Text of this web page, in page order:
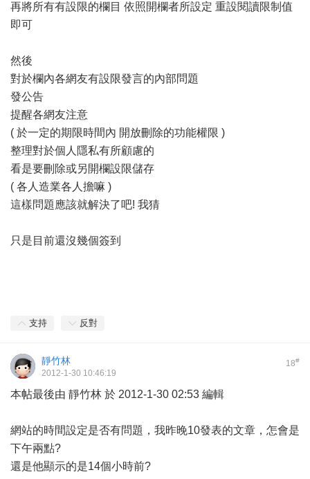
再將所有有設限的欄目 依照開欄者所設定 重設閱讀限制值
即可
然後
對於欄內各網友有設限發言的內部問題
發公告
提醒各網友注意
( 於一定的期限時間內 開放刪除的功能權限 )
整理對於個人隱私有所顧慮的
看是要刪除或另開欄設限儲存
( 各人造業各人擔嘛 )
這樣問題應該就解決了吧! 我猜
只是目前還沒幾個簽到
支持 反對
18#
靜竹林
2012-1-30 10:46:19
本帖最後由 靜竹林 於 2012-1-30 02:53 編輯
網站的時間設定是否有問題，我昨晚10發表的文章，怎會是
下午兩點?
還是他顯示的是14個小時前?